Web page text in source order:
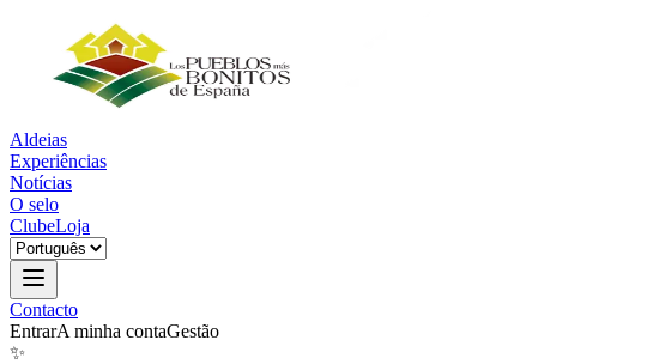
Aldeias
Experiências
Notícias
O selo
ClubeLoja
Contacto
EntrarA minha contaGestão
✨